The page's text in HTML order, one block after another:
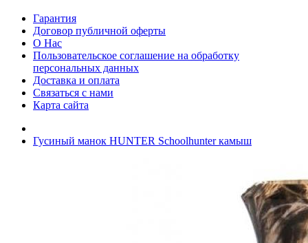
Гарантия
Договор публичной оферты
О Нас
Пользовательское соглашение на обработку
персональных данных
Доставка и оплата
Связаться с нами
Карта сайта
Гусиный манок HUNTER Schoolhunter камыш